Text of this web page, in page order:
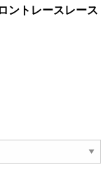
ントレースレース